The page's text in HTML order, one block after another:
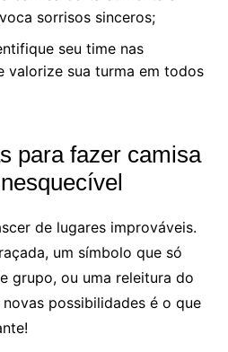
sorrisos sinceros;
seu time nas
valorize sua turma em todos
para fazer camisa
de lugares improváveis.
um símbolo que só
grupo, ou uma releitura do
possibilidades é o que